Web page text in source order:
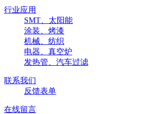
行业应用
SMT、太阳能
涂装、烤漆
机械、纺织
电器、真空炉
发热管、汽车过滤
联系我们
反馈表单
在线留言